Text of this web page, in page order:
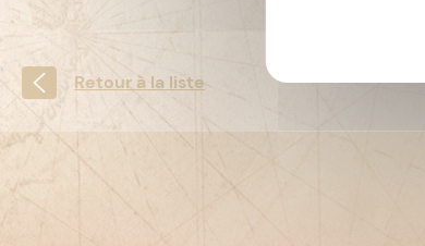
Retour à la liste